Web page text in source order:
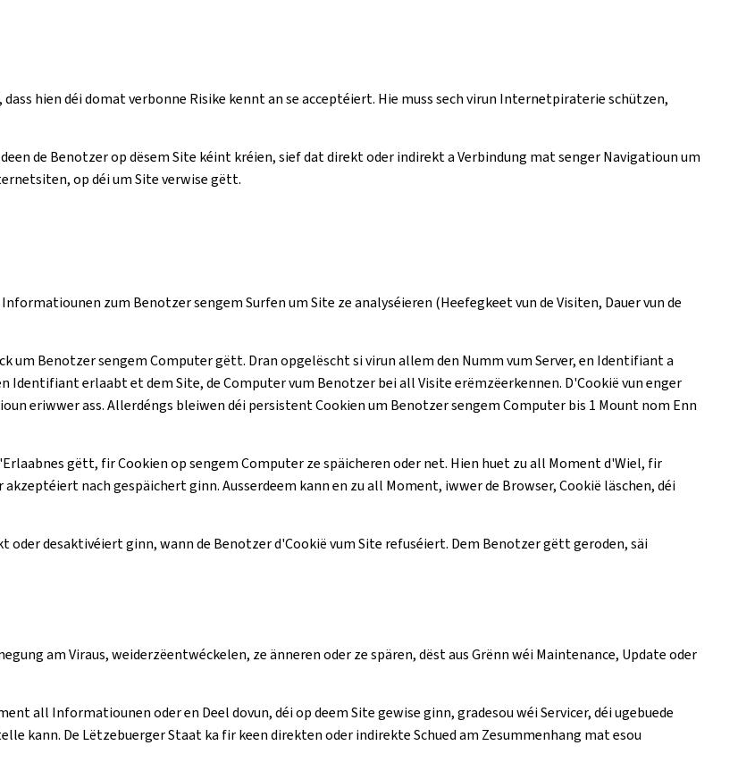
hien déi domat verbonne Risike kennt an se acceptéiert. Hie muss sech virun Internetpiraterie schützen,
de Benotzer op dësem Site kéint kréien, sief dat direkt oder indirekt a Verbindung mat senger Navigatioun um
op déi um Site verwise gëtt.
zum Benotzer sengem Surfen um Site ze analyséieren (Heefegkeet vun de Visiten, Dauer vun de
um Benotzer sengem Computer gëtt. Dran opgelëscht si virun allem den Numm vum Server, en Identifiant a
Identifiant erlaabt et dem Site, de Computer vum Benotzer bei all Visite erëmzëerkennen. D'Cookië vun enger
eriwwer ass. Allerdéngs bleiwen déi persistent Cookien um Benotzer sengem Computer bis 1 Mount nom Enn
gëtt, fir Cookien op sengem Computer ze späicheren oder net. Hien huet zu all Moment d'Wiel, fir
nach gespäichert ginn. Ausserdeem kann en zu all Moment, iwwer de Browser, Cookië läschen, déi
desaktivéiert ginn, wann de Benotzer d'Cookië vum Site refuséiert. Dem Benotzer gëtt geroden, säi
am Viraus, weiderzëentwéckelen, ze änneren oder ze spären, dëst aus Grënn wéi Maintenance, Update oder
all Informatiounen oder en Deel dovun, déi op deem Site gewise ginn, gradesou wéi Servicer, déi ugebuede
kann. De Lëtzebuerger Staat ka fir keen direkten oder indirekte Schued am Zesummenhang mat esou